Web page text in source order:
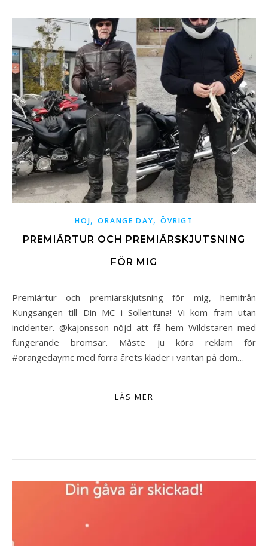
HOJ,ORANGE DAY,ÖVRIGT
PREMIÄRTUR OCH PREMIÄRSKJUTSNING
FÖR MIG
Premiärtur och premiärskjutsning för mig, hemifrån
Kungsängen till Din MC i Sollentuna! Vi kom fram utan
incidenter. @kajonsson nöjd att få hem Wildstaren med
fungerande bromsar. Måste ju köra reklam för
#orangedaymc med förra årets kläder i väntan på dom…
LÄS MER